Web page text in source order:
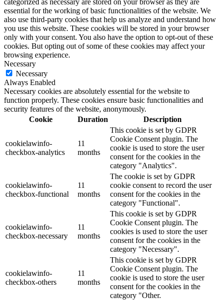
essential for the working of basic functionalities of the website. We
also use third-party cookies that help us analyze and understand how
you use this website. These cookies will be stored in your browser
only with your consent. You also have the option to opt-out of these
cookies. But opting out of some of these cookies may affect your
browsing experience.
Necessary
Necessary
Always Enabled
Necessary cookies are absolutely essential for the website to
function properly. These cookies ensure basic functionalities and
security features of the website, anonymously.
Cookie
Duration Description
cookielawinfo-
checkbox-analytics
11
months
This cookie is set by GDPR
Cookie Consent plugin. The
cookie is used to store the user
consent for the cookies in the
category "Analytics".
cookielawinfo-
checkbox-functional
11
months
The cookie is set by GDPR
cookie consent to record the user
consent for the cookies in the
category "Functional".
cookielawinfo-
checkbox-necessary
11
months
This cookie is set by GDPR
Cookie Consent plugin. The
cookies is used to store the user
consent for the cookies in the
category "Necessary".
cookielawinfo-
checkbox-others
11
months
This cookie is set by GDPR
Cookie Consent plugin. The
cookie is used to store the user
consent for the cookies in the
category "Other.